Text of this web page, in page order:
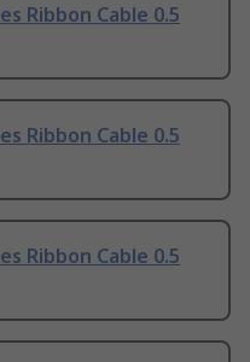
Ribbon Cable 0.5
Ribbon Cable 0.5
Ribbon Cable 0.5